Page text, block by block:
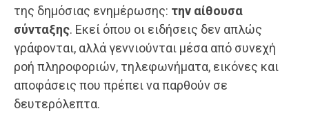
της δημόσιας ενημέρωσης: την αίθουσα
σύνταξης. Εκεί όπου οι ειδήσεις δεν απλώς
γράφονται, αλλά γεννιούνται μέσα από συνεχή
ροή πληροφοριών, τηλεφωνήματα, εικόνες και
αποφάσεις που πρέπει να παρθούν σε
δευτερόλεπτα.